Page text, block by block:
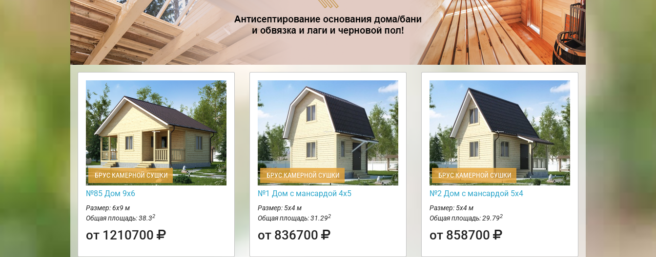
БРУС КАМЕРНОЙ СУШКИ
№85 Дом 9х6
Размер: 6х9 м
Общая площадь: 38.32
от 1210700
БРУС КАМЕРНОЙ СУШКИ
№1 Дом с мансардой 4х5
Размер: 5х4 м
Общая площадь: 31.292
от 836700
БРУС КАМЕРНОЙ СУШКИ
№2 Дом с мансардой 5х4
Размер: 5х4 м
Общая площадь: 29.792
от 858700